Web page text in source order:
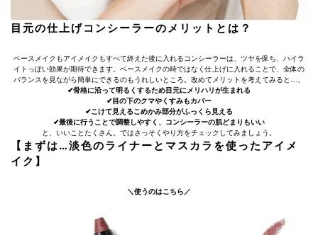
目元の仕上げコンシーラーのメリットとは？
ベースメイクもアイメイクもすべて終えた後に入れるコンシーラーは、ツヤを保ち、ハイラ
イトっぽい効果が期待できます。ベースメイクの時ではなく仕上げに入れることで、全体の
バランスを見ながら簡単にできるのもうれしいところ。改めてメリットを考えてみると…、
✔︎骨格に沿って明るくするため目元にメリハリが生まれる
✔︎目の下のクマやくすみもカバー
✔︎こけて見えるこめかみ部分がふっくら見える
✔︎最後に行うことで調整しやすく、コンシーラーの肌どまりもいい
と、いいことたくさん。ではさっそくやり方をチェックしてみましょう。
【まずは…淡色のライナーとマスカラを使ったアイメ
イク】
＼使うのはこちら／